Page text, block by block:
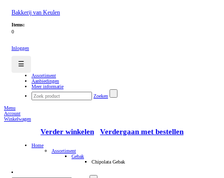
Bakkerij van Keulen
Items:
0
Inloggen
☰
Assortiment
Aanbiedingen
Meer informatie
Zoeken
Menu
Account
Winkelwagen
Verder winkelen Verdergaan met bestellen
Home
Assortiment
Gebak
Chipolata Gebak